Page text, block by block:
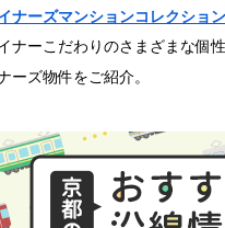
ナーズマンションコレクション
ナーこだわりのさまざまな個
ーズ物件をご紹介。